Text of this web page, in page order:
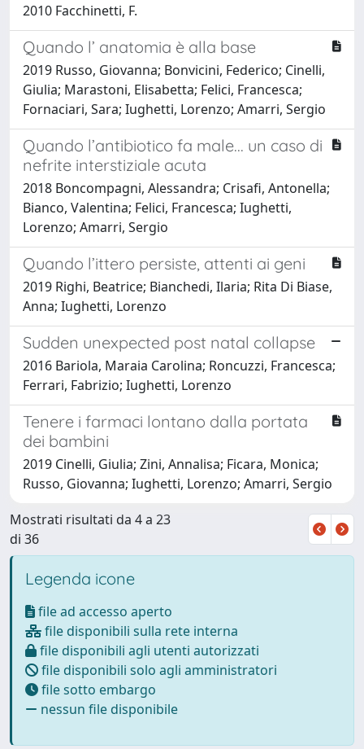
2010 Facchinetti, F.
Quando l’ anatomia è alla base
2019 Russo, Giovanna; Bonvicini, Federico; Cinelli,
Giulia; Marastoni, Elisabetta; Felici, Francesca;
Fornaciari, Sara; Iughetti, Lorenzo; Amarri, Sergio
Quando l’antibiotico fa male... un caso di
nefrite interstiziale acuta
2018 Boncompagni, Alessandra; Crisafi, Antonella;
Bianco, Valentina; Felici, Francesca; Iughetti,
Lorenzo; Amarri, Sergio
Quando l’ittero persiste, attenti ai geni
2019 Righi, Beatrice; Bianchedi, Ilaria; Rita Di Biase,
Anna; Iughetti, Lorenzo
Sudden unexpected post natal collapse
2016 Bariola, Maraia Carolina; Roncuzzi, Francesca;
Ferrari, Fabrizio; Iughetti, Lorenzo
Tenere i farmaci lontano dalla portata
dei bambini
2019 Cinelli, Giulia; Zini, Annalisa; Ficara, Monica;
Russo, Giovanna; Iughetti, Lorenzo; Amarri, Sergio
Mostrati risultati da 4 a 23
di 36
Legenda icone
file ad accesso aperto
file disponibili sulla rete interna
file disponibili agli utenti autorizzati
file disponibili solo agli amministratori
file sotto embargo
nessun file disponibile